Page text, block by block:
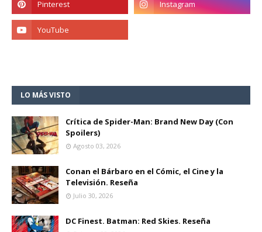
LO MÁS VISTO
Crítica de Spider-Man: Brand New Day (Con
Spoilers)
Agosto 03, 2026
Conan el Bárbaro en el Cómic, el Cine y la
Televisión. Reseña
Julio 30, 2026
DC Finest. Batman: Red Skies. Reseña